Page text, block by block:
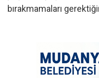
bırakmamaları